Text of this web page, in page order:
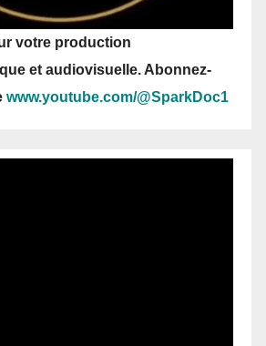
votre production
et audiovisuelle. Abonnez-
www.youtube.com/@SparkDoc1